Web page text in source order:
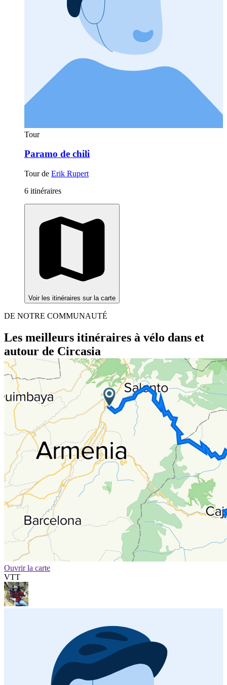
Tour
Paramo de chili
Tour de Erik Rupert
6 itinéraires
Voir les itinéraires sur la carte
DE NOTRE COMMUNAUTÉ
Les meilleurs itinéraires à vélo dans et
autour de Circasia
Ouvrir la carte
VTT